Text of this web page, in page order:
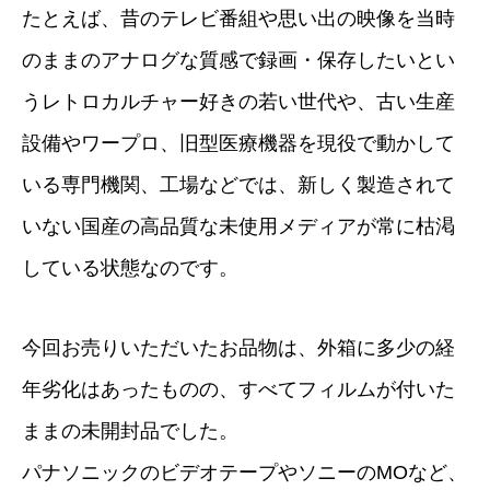
たとえば、昔のテレビ番組や思い出の映像を当時
のままのアナログな質感で録画・保存したいとい
うレトロカルチャー好きの若い世代や、古い生産
設備やワープロ、旧型医療機器を現役で動かして
いる専門機関、工場などでは、新しく製造されて
いない国産の高品質な未使用メディアが常に枯渇
している状態なのです。
今回お売りいただいたお品物は、外箱に多少の経
年劣化はあったものの、すべてフィルムが付いた
ままの未開封品でした。
パナソニックのビデオテープやソニーのMOなど、